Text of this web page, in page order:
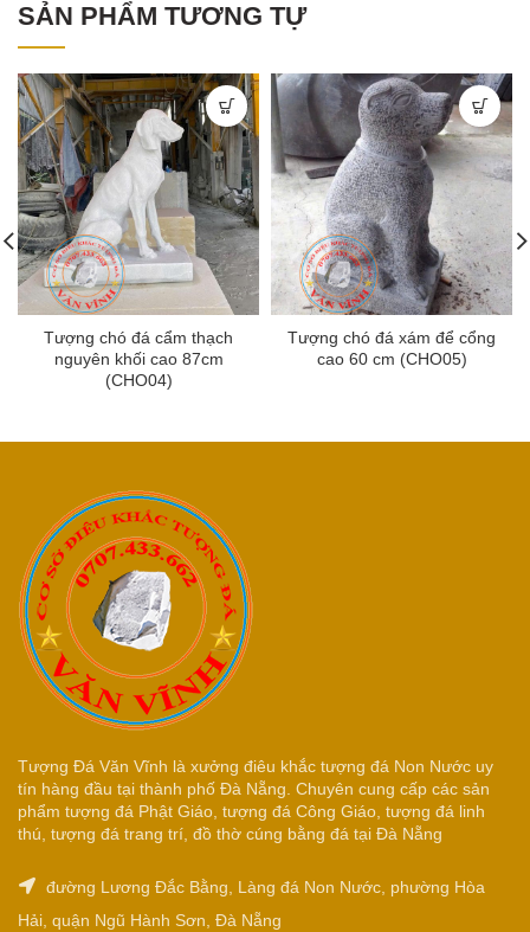
SẢN PHẨM TƯƠNG TỰ
Tượng chó đá cẩm thạch
nguyên khối cao 87cm
(CHO04)
Tượng chó đá xám để cổng
cao 60 cm (CHO05)
Tượng Đá Văn Vĩnh là xưởng điêu khắc tượng đá Non Nước uy
tín hàng đầu tại thành phố Đà Nẵng. Chuyên cung cấp các sản
phẩm tượng đá Phật Giáo, tượng đá Công Giáo, tượng đá linh
thú, tượng đá trang trí, đồ thờ cúng bằng đá tại Đà Nẵng
đường Lương Đắc Bằng, Làng đá Non Nước, phường Hòa
Hải, quận Ngũ Hành Sơn, Đà Nẵng